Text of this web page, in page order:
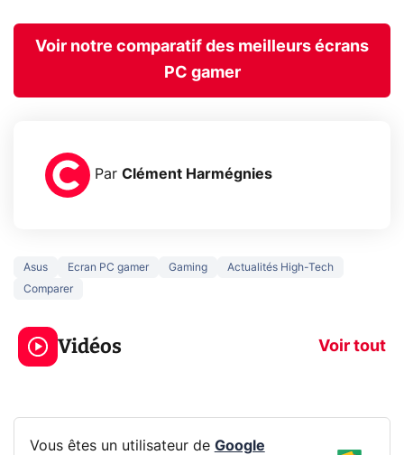
Voir notre comparatif des meilleurs écrans
PC gamer
Par Clément Harmégnies
Asus Ecran PC gamer Gaming
Actualités High-Tech
Comparer
Vidéos Voir tout
3 écrans en 1 pour
319€ ? Voici L'AOC
CQ32G4ZA !
prochaine
Vous êtes un utilisateur de Google